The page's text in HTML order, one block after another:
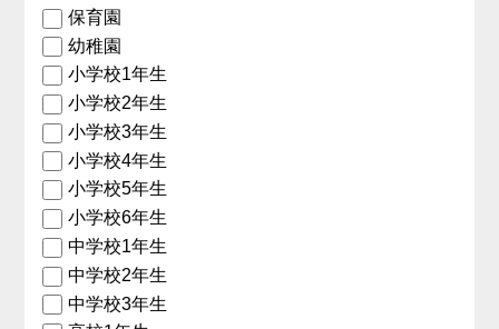
保育園
幼稚園
小学校1年生
小学校2年生
小学校3年生
小学校4年生
小学校5年生
小学校6年生
中学校1年生
中学校2年生
中学校3年生